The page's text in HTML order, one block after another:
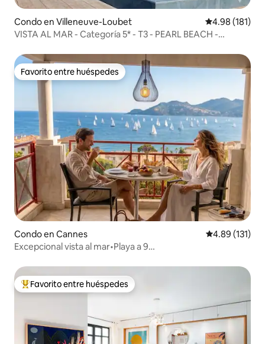
Condo en Villeneuve-Loubet Calificación
4.98 (181)
VISTA AL MAR - Categoría 5* - T3 - PEARL BEACH -
Favorito entre huéspedes
Favorito entre huéspedes
Condo en Cannes Calificación
4.89 (131)
Excepcional vista al mar•Playa a 9
Favorito entre huéspedes preferido
Favorito entre huéspedes